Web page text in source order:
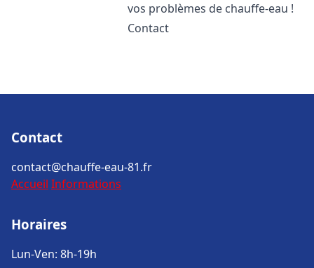
vos problèmes de chauffe-eau !
Contact
Contact
contact@chauffe-eau-81.fr
Accueil Informations
Horaires
Lun-Ven: 8h-19h